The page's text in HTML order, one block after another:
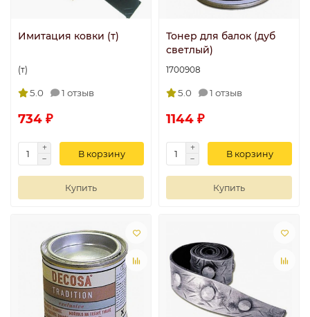
Имитация ковки (т)
(т)
5.0 1 отзыв
734 ₽
В корзину
Купить
Тонер для балок (дуб
светлый)
1700908
5.0 1 отзыв
1144 ₽
В корзину
Купить